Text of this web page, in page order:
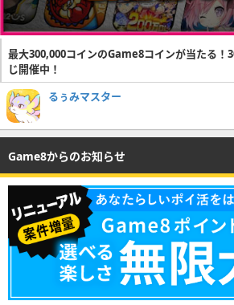
最大300,000コインのGame8コインが当たる！
じ開催中！
るぅみマスター
Game8からのお知らせ